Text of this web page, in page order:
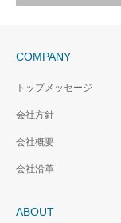
COMPANY
トップメッセージ
会社方針
会社概要
会社沿革
ABOUT